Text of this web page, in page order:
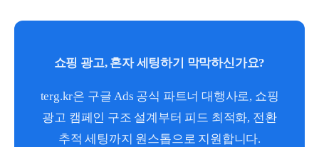
쇼핑 광고, 혼자 세팅하기 막막하신가요?
terg.kr은 구글 Ads 공식 파트너 대행사로, 쇼핑
광고 캠페인 구조 설계부터 피드 최적화, 전환
추적 세팅까지 원스톱으로 지원합니다.